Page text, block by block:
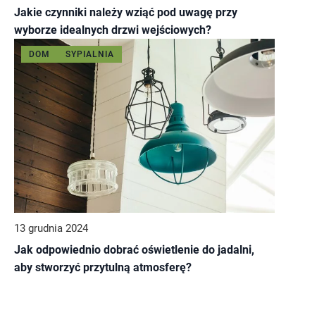
Jakie czynniki należy wziąć pod uwagę przy
wyborze idealnych drzwi wejściowych?
DOM SYPIALNIA
13 grudnia 2024
Jak odpowiednio dobrać oświetlenie do jadalni,
aby stworzyć przytulną atmosferę?